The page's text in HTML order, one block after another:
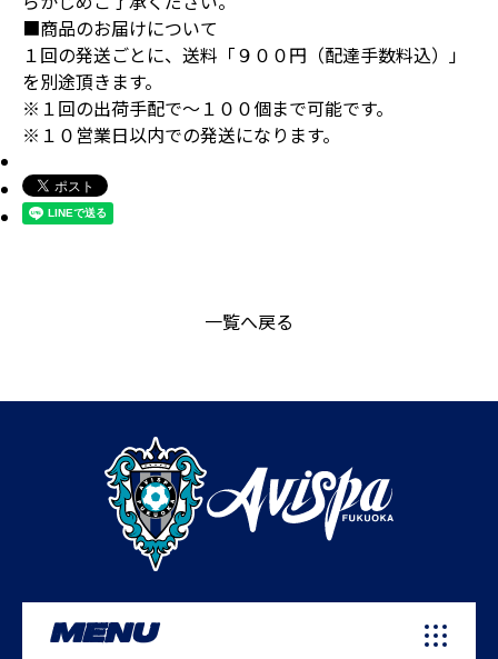
■商品のお届けについて
１回の発送ごとに、送料「９００円（配達手数料込）」
を別途頂きます。
※１回の出荷手配で～１００個まで可能です。
※１０営業日以内での発送になります。
一覧へ戻る
MENU